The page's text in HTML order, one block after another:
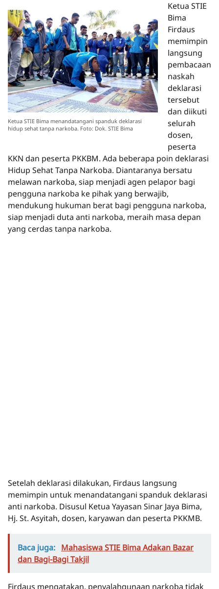
Ketua STIE Bima menandatangani spanduk deklarasi
hidup sehat tanpa narkoba. Foto: Dok. STIE Bima
Ketua STIE
Bima
Firdaus
memimpin
langsung
pembacaan
naskah
deklarasi
tersebut
dan diikuti
selurah
dosen,
peserta
KKN dan peserta PKKBM. Ada beberapa poin deklarasi
Hidup Sehat Tanpa Narkoba. Diantaranya bersatu
melawan narkoba, siap menjadi agen pelapor bagi
pengguna narkoba ke pihak yang berwajib,
mendukung hukuman berat bagi pengguna narkoba,
siap menjadi duta anti narkoba, meraih masa depan
yang cerdas tanpa narkoba.
Setelah deklarasi dilakukan, Firdaus langsung
memimpin untuk menandatangani spanduk deklarasi
anti narkoba. Disusul Ketua Yayasan Sinar Jaya Bima,
Hj. St. Asyitah, dosen, karyawan dan peserta PKKMB.
Baca juga: Mahasiswa STIE Bima Adakan Bazar
dan Bagi-Bagi Takjil
Firdaus mengatakan, penyalahgunaan narkoba tidak